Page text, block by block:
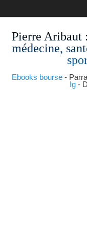
Pierre Aribaut
médecine,
Ebooks bourse-
Ig-